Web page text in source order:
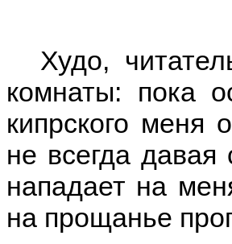
Худо,
комнаты: пока
кипрского меня
не всегда
нападает на
на прощанье